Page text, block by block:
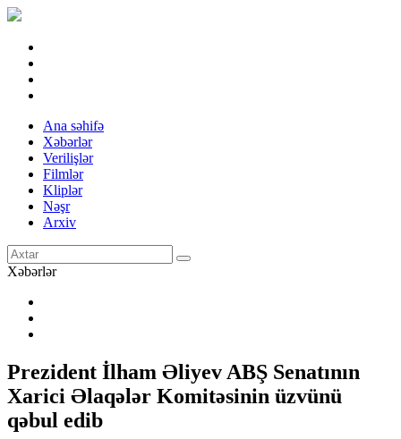
Ana səhifə
Xəbərlər
Verilişlər
Filmlər
Kliplər
Nəşr
Arxiv
Xəbərlər
Prezident İlham Əliyev ABŞ Senatının
Xarici Əlaqələr Komitəsinin üzvünü
qəbul edib